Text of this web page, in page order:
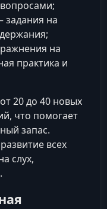
задания на
на
практика и
20 до 40 новых
что помогает
запас.
всех
слух,